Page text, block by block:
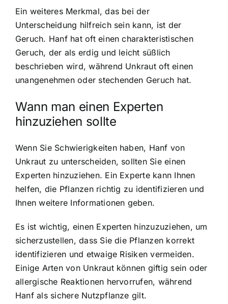
Ein weiteres Merkmal, das bei der
Unterscheidung hilfreich sein kann, ist der
Geruch. Hanf hat oft einen charakteristischen
Geruch, der als erdig und leicht süßlich
beschrieben wird, während Unkraut oft einen
unangenehmen oder stechenden Geruch hat.
Wann man einen Experten
hinzuziehen sollte
Wenn Sie Schwierigkeiten haben, Hanf von
Unkraut zu unterscheiden, sollten Sie einen
Experten hinzuziehen. Ein Experte kann Ihnen
helfen, die Pflanzen richtig zu identifizieren und
Ihnen weitere Informationen geben.
Es ist wichtig, einen Experten hinzuzuziehen, um
sicherzustellen, dass Sie die Pflanzen korrekt
identifizieren und etwaige Risiken vermeiden.
Einige Arten von Unkraut können giftig sein oder
allergische Reaktionen hervorrufen, während
Hanf als sichere Nutzpflanze gilt.